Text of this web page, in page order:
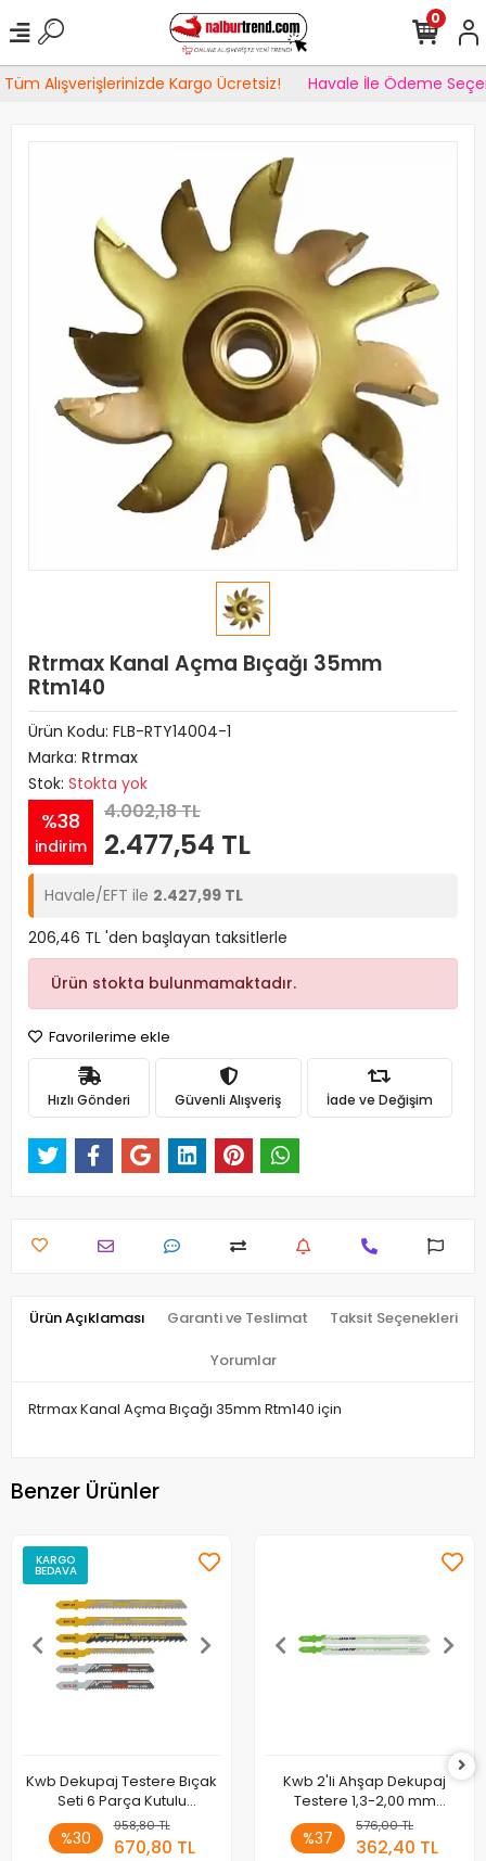
Alışverişlerinizde Kargo Ücretsiz! Havale İle Ödeme
0
Rtrmax Kanal Açma Bıçağı 35mm
Rtm140
Ürün Kodu: FLB-RTY14004-1
Marka: Rtrmax
Stok: Stokta yok
%38
indirim
4.002,18 TL
2.477,54 TL
Havale/EFT ile 2.427,99 TL
206,46 TL 'den başlayan taksitlerle
Ürün stokta bulunmamaktadır.
Favorilerime ekle
Hızlı Gönderi Güvenli Alışveriş İade ve Değişim
Ürün Açıklaması Garanti ve Teslimat Taksit Seçenekleri
Yorumlar
Rtrmax Kanal Açma Bıçağı 35mm Rtm140 için
Benzer Ürünler
KARGO
BEDAVA
Kwb Dekupaj Testere Bıçak
Seti 6 Parça Kutulu
49625630
%30
958,80 TL
670,80 TL
Kwb 2'li Ahşap Dekupaj
Testere 1,3-2,00 mm
49621520
%37
576,00 TL
362,40 TL